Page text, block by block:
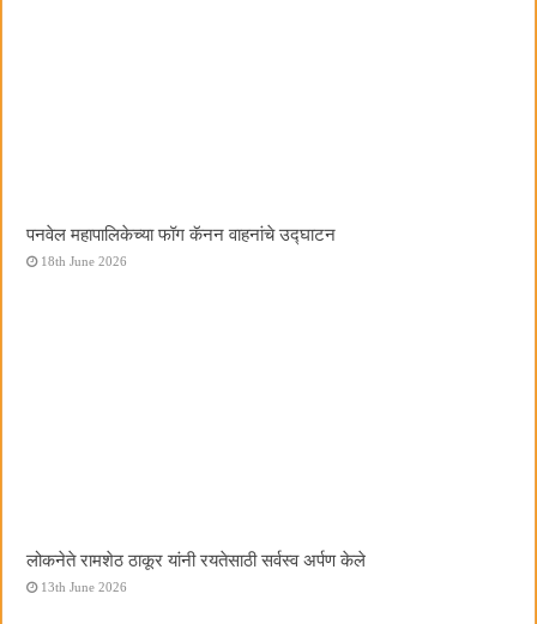
पनवेल महापालिकेच्या फॉग कॅनन वाहनांचे उद्घाटन
18th June 2026
लोकनेते रामशेठ ठाकूर यांनी रयतेसाठी सर्वस्व अर्पण केले
13th June 2026